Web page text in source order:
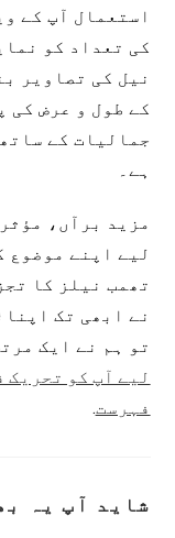
استعمال آپ کے
کی تعداد کو
نیل کی تصاویر
کے طول و عرض کی
جمالیات کے
ہے۔
مزید برآں،
لیے اپنے موضوع
تھمب نیلز کا
تو ہم نے ایک
فہرست.
شاید آپ یہ